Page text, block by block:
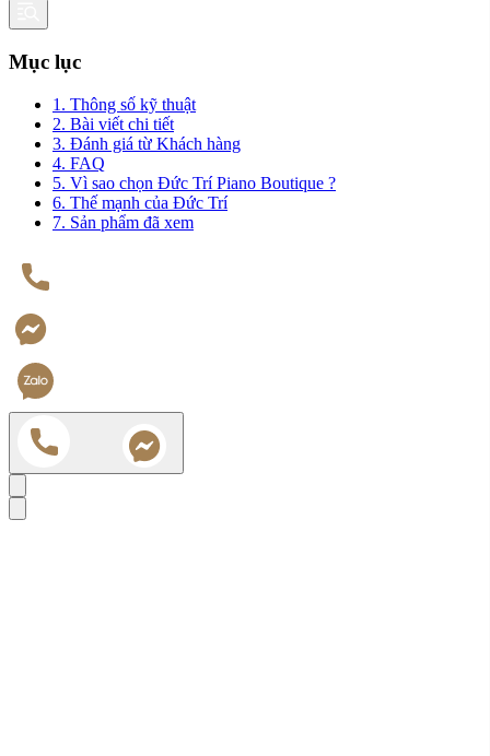
Mục lục
1. Thông số kỹ thuật
2. Bài viết chi tiết
3. Đánh giá từ Khách hàng
4. FAQ
5. Vì sao chọn Đức Trí Piano Boutique ?
6. Thế mạnh của Đức Trí
7. Sản phẩm đã xem